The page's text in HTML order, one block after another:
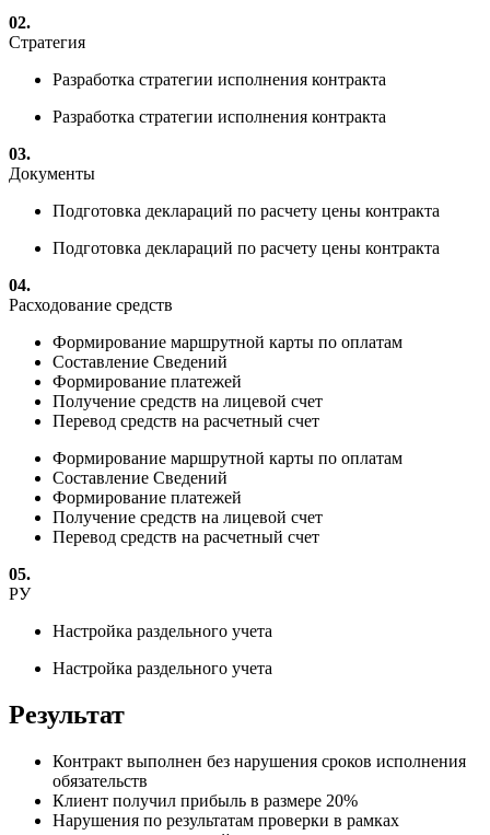
02.
Стратегия
Разработка стратегии исполнения контракта
Разработка стратегии исполнения контракта
03.
Документы
Подготовка деклараций по расчету цены контракта
Подготовка деклараций по расчету цены контракта
04.
Расходование средств
Формирование маршрутной карты по оплатам
Составление Сведений
Формирование платежей
Получение средств на лицевой счет
Перевод средств на расчетный счет
Формирование маршрутной карты по оплатам
Составление Сведений
Формирование платежей
Получение средств на лицевой счет
Перевод средств на расчетный счет
05.
РУ
Настройка раздельного учета
Настройка раздельного учета
Результат
Контракт выполнен без нарушения сроков исполнения
обязательств
Клиент получил прибыль в размере 20%
Нарушения по результатам проверки в рамках